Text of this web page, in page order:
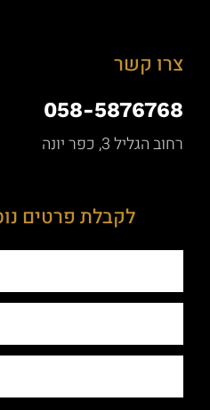
צרו קשר
058-5876768
רחוב הגליל 3, כפר יונה
לקבלת פרטים